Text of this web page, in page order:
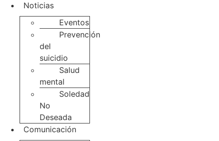
Noticias
Eventos
Prevención
del
suicidio
Salud
mental
Soledad
No
Deseada
Comunicación